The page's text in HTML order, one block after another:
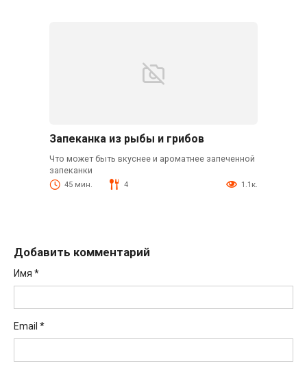
Запеканка из рыбы и грибов
Что может быть вкуснее и ароматнее запеченной
запеканки
45 мин. 4 1.1к.
Добавить комментарий
Имя *
Email *